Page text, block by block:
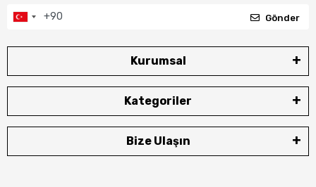
Gönder
Kurumsal
Kategoriler
Bize Ulaşın